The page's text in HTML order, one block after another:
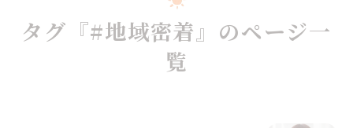
タグ『#地域密着』のページ一
覧